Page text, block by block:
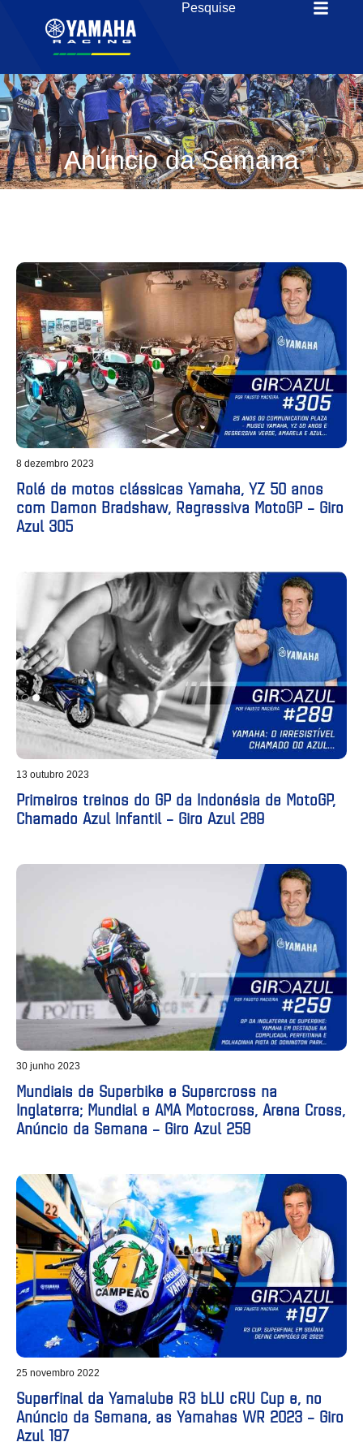
Anúncio da Semana
8 dezembro 2023
Rolé de motos clássicas Yamaha, YZ 50 anos
com Damon Bradshaw, Regressiva MotoGP – Giro
Azul 305
13 outubro 2023
Primeiros treinos do GP da Indonésia de MotoGP,
Chamado Azul Infantil – Giro Azul 289
30 junho 2023
Mundiais de Superbike e Supercross na
Inglaterra; Mundial e AMA Motocross, Arena Cross,
Anúncio da Semana – Giro Azul 259
25 novembro 2022
Superfinal da Yamalube R3 bLU cRU Cup e, no
Anúncio da Semana, as Yamahas WR 2023 – Giro
Azul 197